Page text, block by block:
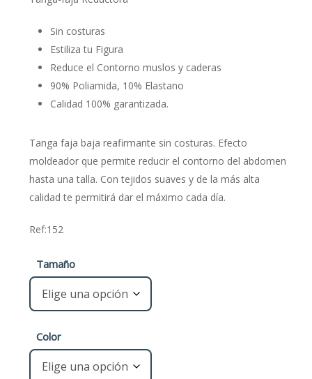
Sin costuras
Estiliza tu Figura
Reduce el Contorno muslos y caderas
90% Poliamida, 10% Elastano
Calidad 100% garantizada.
Tanga faja baja reafirmante sin costuras. Efecto
moldeador que permite reducir el contorno del abdomen
hasta una talla. Con tejidos suaves y de la más alta
calidad te permitirá dar el máximo cada día.
Ref:152
Tamaño
Color